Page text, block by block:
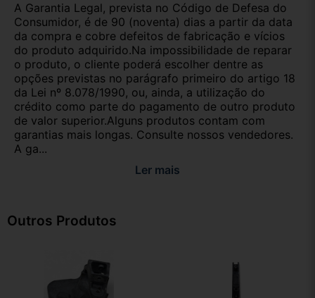
A Garantia Legal, prevista no Código de Defesa do
Consumidor, é de 90 (noventa) dias a partir da data
da compra e cobre defeitos de fabricação e vícios
do produto adquirido.Na impossibilidade de reparar
o produto, o cliente poderá escolher dentre as
opções previstas no parágrafo primeiro do artigo 18
da Lei nº 8.078/1990, ou, ainda, a utilização do
crédito como parte do pagamento de outro produto
de valor superior.Alguns produtos contam com
garantias mais longas. Consulte nossos vendedores.
A ga...
Ler mais
Outros Produtos